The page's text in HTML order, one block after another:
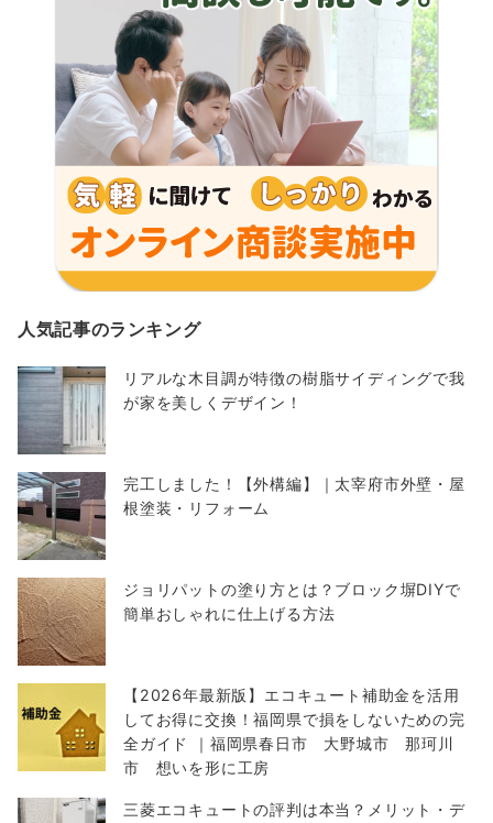
人気記事のランキング
リアルな木目調が特徴の樹脂サイディングで我
が家を美しくデザイン！
完工しました！【外構編】｜太宰府市外壁・屋
根塗装・リフォーム
ジョリパットの塗り方とは？ブロック塀DIYで
簡単おしゃれに仕上げる方法
【2026年最新版】エコキュート補助金を活用
してお得に交換！福岡県で損をしないための完
全ガイド ｜福岡県春日市 大野城市 那珂川
市 想いを形に工房
三菱エコキュートの評判は本当？メリット・デ